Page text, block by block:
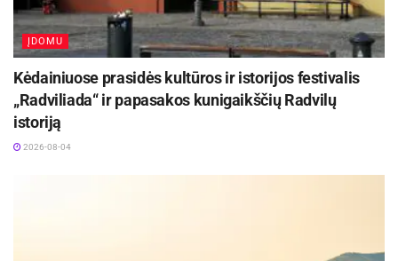
ĮDOMU
Kėdainiuose prasidės kultūros ir istorijos festivalis
„Radviliada“ ir papasakos kunigaikščių Radvilų
istoriją
2026-08-04